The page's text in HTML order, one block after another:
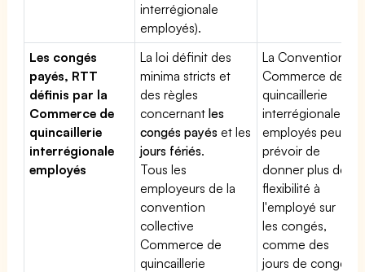
interrégionale
employés).
Les congés
payés, RTT
définis par la
Commerce de
quincaillerie
interrégionale
employés
La loi définit des
minima stricts et
des règles
concernantles
congés payés et les
jours fériés.
Tous les
employeurs de la
convention
collective
Commerce de
quincaillerie
La Convention
Commerce de
quincaillerie
interrégionale
employés peut
prévoir de
donner plus de
flexibilité à
l'employé sur
les congés,
comme des
jours de congé